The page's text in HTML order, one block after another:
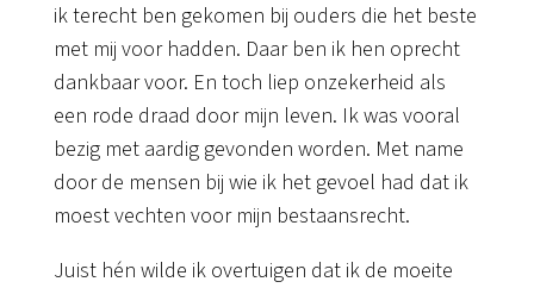
ik terecht ben gekomen bij ouders die het beste
met mij voor hadden. Daar ben ik hen oprecht
dankbaar voor. En toch liep onzekerheid als
een rode draad door mijn leven. Ik was vooral
bezig met aardig gevonden worden. Met name
door de mensen bij wie ik het gevoel had dat ik
moest vechten voor mijn bestaansrecht.
Juist hén wilde ik overtuigen dat ik de moeite